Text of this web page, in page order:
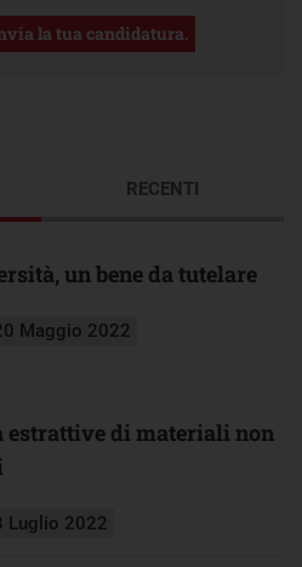
la tua candidatura.
un bene da tutelare
Maggio 2022
estrattive di materiali non
Luglio 2022
RECENTI